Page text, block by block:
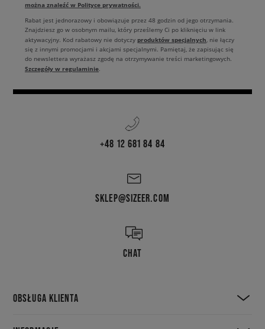
można znaleźć w Polityce prywatności.
Rabat jest jednorazowy i obowiązuje przez 48 godzin od jego otrzymania.
Znajdziesz go w osobnym mailu, który prześlemy Ci po kliknięciu w link
aktywacyjny. Kod rabatowy nie dotyczy produktów specjalnych, nie łączy
się z innymi promocjami i akcjami specjalnymi. Pamiętaj, że zapisując się
do newslettera wyrażasz zgodę na otrzymywanie treści marketingowych.
Szczegóły w regulaminie.
+48 12 681 84 84
SKLEP@SIZEER.COM
CHAT
OBSŁUGA KLIENTA